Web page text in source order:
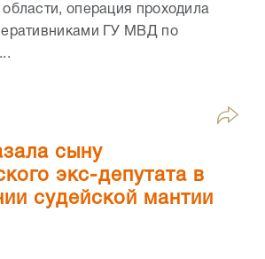
области, операция проходила
ГУ МВД по
сыну
экс-депутата в
судейской мантии